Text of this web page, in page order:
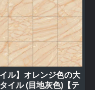
イル】オレンジ色の大
イル (目地灰色)【テ